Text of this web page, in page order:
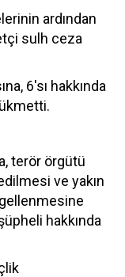
ardından
sulh ceza
6'sı hakkında
terör örgütü
ve yakın
hakkında